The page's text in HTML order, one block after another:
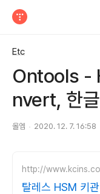
Etc
Ontools -
nvert, 한
올엠 2020. 12. 7. 16:58
http://
탈레스 HSM 키